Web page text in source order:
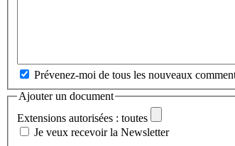
Prévenez-moi de tous les nouveaux
Ajouter un document
Extensions autorisées : toutes
Je veux recevoir la Newsletter